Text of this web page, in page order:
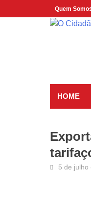
to
Quem
HOME
5 de julho